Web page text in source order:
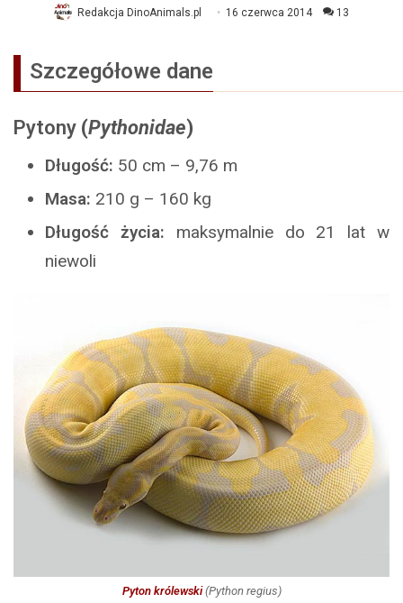
Redakcja DinoAnimals.pl 16 czerwca 2014 13
Szczegółowe dane
Pytony (Pythonidae)
Długość: 50 cm – 9,76 m
Masa: 210 g – 160 kg
Długość życia: maksymalnie do 21 lat w
niewoli
Pyton królewski(Python regius)